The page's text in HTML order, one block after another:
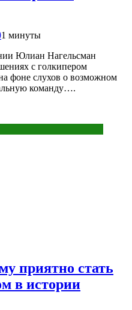
1 минуты
Юлиан Нагельсман
с голкипером
фоне слухов о возможном
команду….
приятно стать
в истории